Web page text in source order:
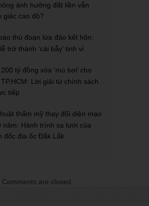
ảnh hưởng đất liền vẫn
giác cao độ?
thủ đoạn lừa đảo kết hôn:
trở thành ‘cái bẫy’ tinh vi
tỷ đồng xóa ‘mù bơi’ cho
Lời giải từ chính sách
tiếp
thẩm mỹ thay đổi diện mạo
năm: Hành trình sa lưới của
đốc địa ốc Đắk Lắk
Comments are closed.